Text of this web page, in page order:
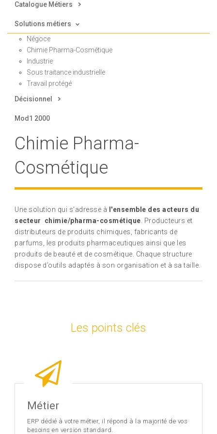
Catalogue Métiers
Solutions métiers
Négoce
Chimie Pharma-Cosmétique
Industrie
Sous traitance industrielle
Travail protégé
Décisionnel
Mod1 2000
Chimie Pharma-
Cosmétique
Une solution qui s'adresse à
l'ensemble des acteurs du
secteur chimie/pharma-cosmétique . Producteurs et
distributeurs de produits chimiques, fabricants de
parfums, les produits pharmaceutiques ainsi que les
produits de beauté et de cosmétique. Chaque structure
dispose d’outils adaptés à son organisation et à sa taille.
Les points clés
Métier
ERP dédié à votre métier, il répond à la majorité de vos
besoins en version standard.